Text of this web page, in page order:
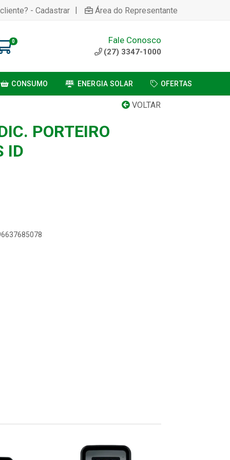
- Cadastrar | Área do Representante
0 Fale Conosco
(27) 3347-1000
CONSUMO ENERGIA SOLAR OFERTAS
VOLTAR
PORTEIRO
ID